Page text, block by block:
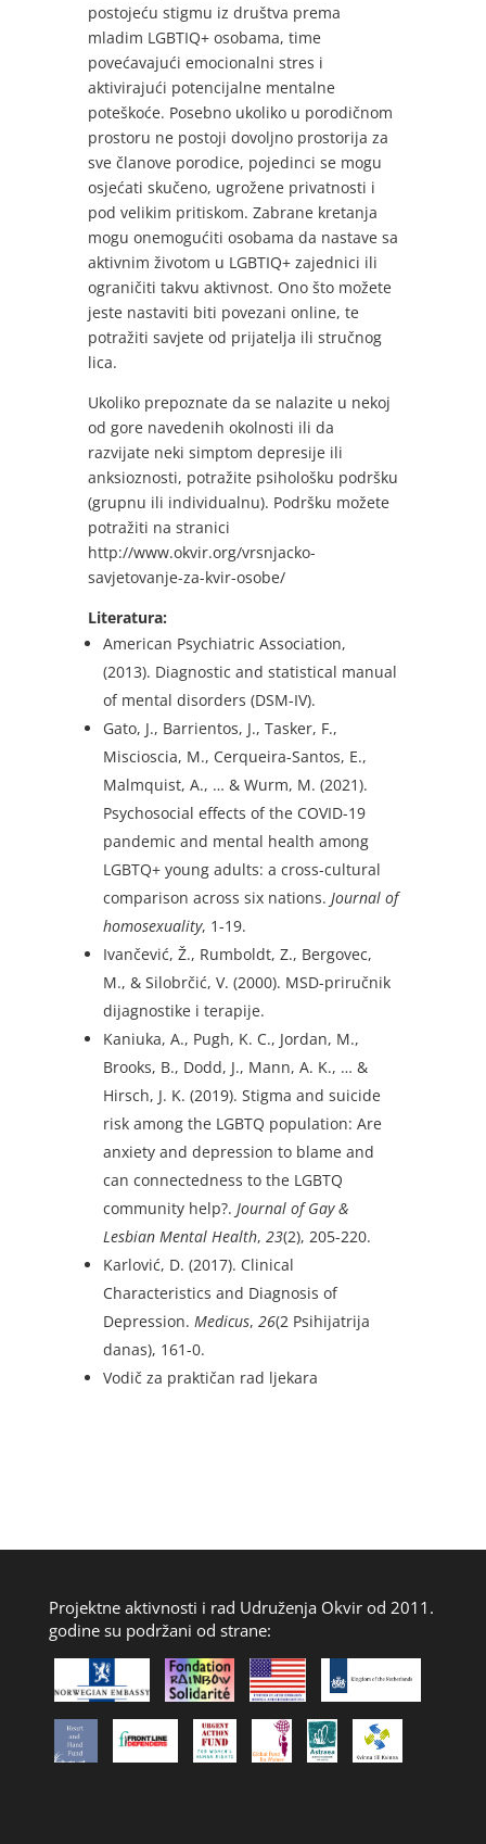
postojeću stigmu iz društva prema
mladim LGBTIQ+ osobama, time
povećavajući emocionalni stres i
aktivirajući potencijalne mentalne
poteškoće. Posebno ukoliko u porodičnom
prostoru ne postoji dovoljno prostorija za
sve članove porodice, pojedinci se mogu
osjećati skučeno, ugrožene privatnosti i
pod velikim pritiskom. Zabrane kretanja
mogu onemogućiti osobama da nastave sa
aktivnim životom u LGBTIQ+ zajednici ili
ograničiti takvu aktivnost. Ono što možete
jeste nastaviti biti povezani online, te
potražiti savjete od prijatelja ili stručnog
lica.
Ukoliko prepoznate da se nalazite u nekoj
od gore navedenih okolnosti ili da
razvijate neki simptom depresije ili
anksioznosti, potražite psihološku podršku
(grupnu ili individualnu). Podršku možete
potražiti na stranici
http://www.okvir.org/vrsnjacko-
savjetovanje-za-kvir-osobe/
Literatura:
American Psychiatric Association,
(2013). Diagnostic and statistical manual
of mental disorders (DSM-IV).
Gato, J., Barrientos, J., Tasker, F.,
Miscioscia, M., Cerqueira-Santos, E.,
Malmquist, A., … & Wurm, M. (2021).
Psychosocial effects of the COVID-19
pandemic and mental health among
LGBTQ+ young adults: a cross-cultural
comparison across six nations. Journal of
homosexuality, 1-19.
Ivančević, Ž., Rumboldt, Z., Bergovec,
M., & Silobrčić, V. (2000). MSD-priručnik
dijagnostike i terapije.
Kaniuka, A., Pugh, K. C., Jordan, M.,
Brooks, B., Dodd, J., Mann, A. K., … &
Hirsch, J. K. (2019). Stigma and suicide
risk among the LGBTQ population: Are
anxiety and depression to blame and
can connectedness to the LGBTQ
community help?. Journal of Gay &
Lesbian Mental Health, 23(2), 205-220.
Karlović, D. (2017). Clinical
Characteristics and Diagnosis of
Depression. Medicus, 26(2 Psihijatrija
danas), 161-0.
Vodič za praktičan rad ljekara
Projektne aktivnosti i rad Udruženja Okvir od 2011.
godine su podržani od strane: